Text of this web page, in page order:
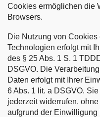
Cookies ermöglichen die
Browsers.
Die Nutzung von
Technologien erfolgt mit
des § 25 Abs. 1 S. 1
DSGVO. Die
Daten erfolgt mit Ihrer
6 Abs. 1 lit. a DSGVO.
jederzeit widerrufen,
aufgrund der Einwilligung